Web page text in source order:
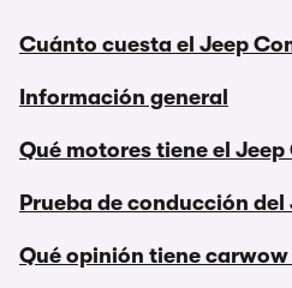
Cuánto cuesta el Jeep
Información general
Qué motores tiene el Jeep
Prueba de conducción
Qué opinión tiene